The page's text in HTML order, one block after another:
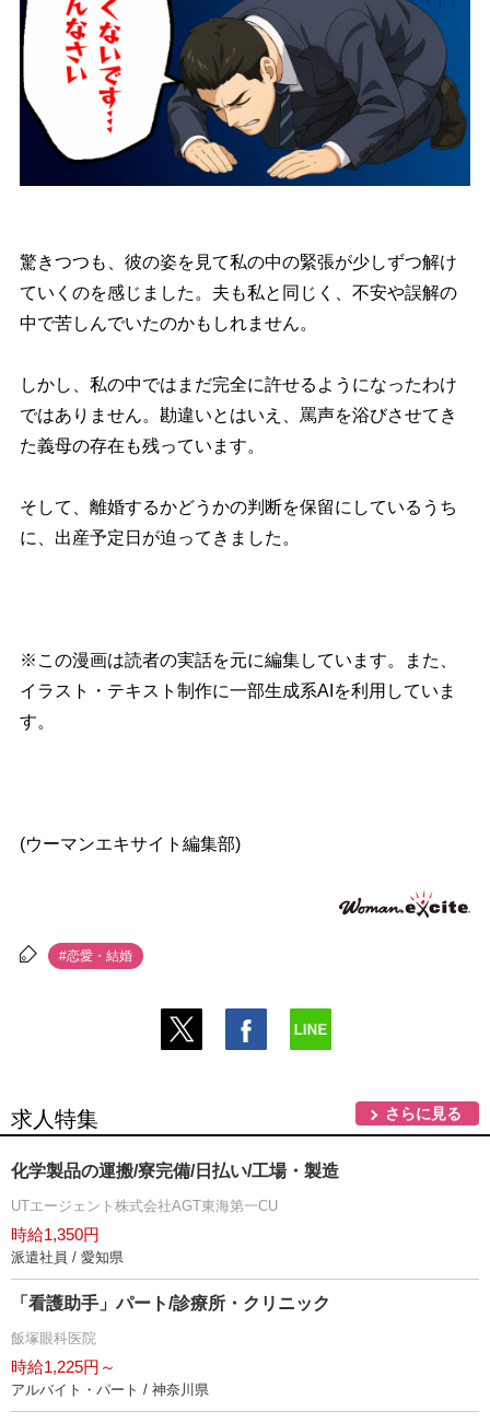
驚きつつも、彼の姿を見て私の中の緊張が少しずつ解け
ていくのを感じました。夫も私と同じく、不安や誤解の
中で苦しんでいたのかもしれません。
しかし、私の中ではまだ完全に許せるようになったわけ
ではありません。勘違いとはいえ、罵声を浴びさせてき
た義母の存在も残っています。
そして、離婚するかどうかの判断を保留にしているうち
に、出産予定日が迫ってきました。
※この漫画は読者の実話を元に編集しています。また、
イラスト・テキスト制作に一部生成系AIを利用していま
す。
(ウーマンエキサイト編集部)
#恋愛・結婚
求人特集 さらに見る
化学製品の運搬/寮完備/日払い/工場・製造
UTエージェント株式会社AGT東海第一CU
時給1,350円
派遣社員 / 愛知県
「看護助手」パート/診療所・クリニック
飯塚眼科医院
時給1,225円～
アルバイト・パート / 神奈川県